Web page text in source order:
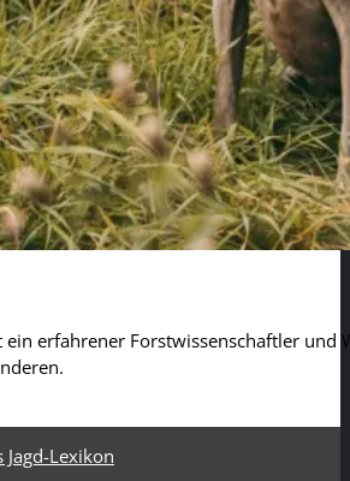
erfahrener Forstwissenschaftler und
Jagd-Lexikon